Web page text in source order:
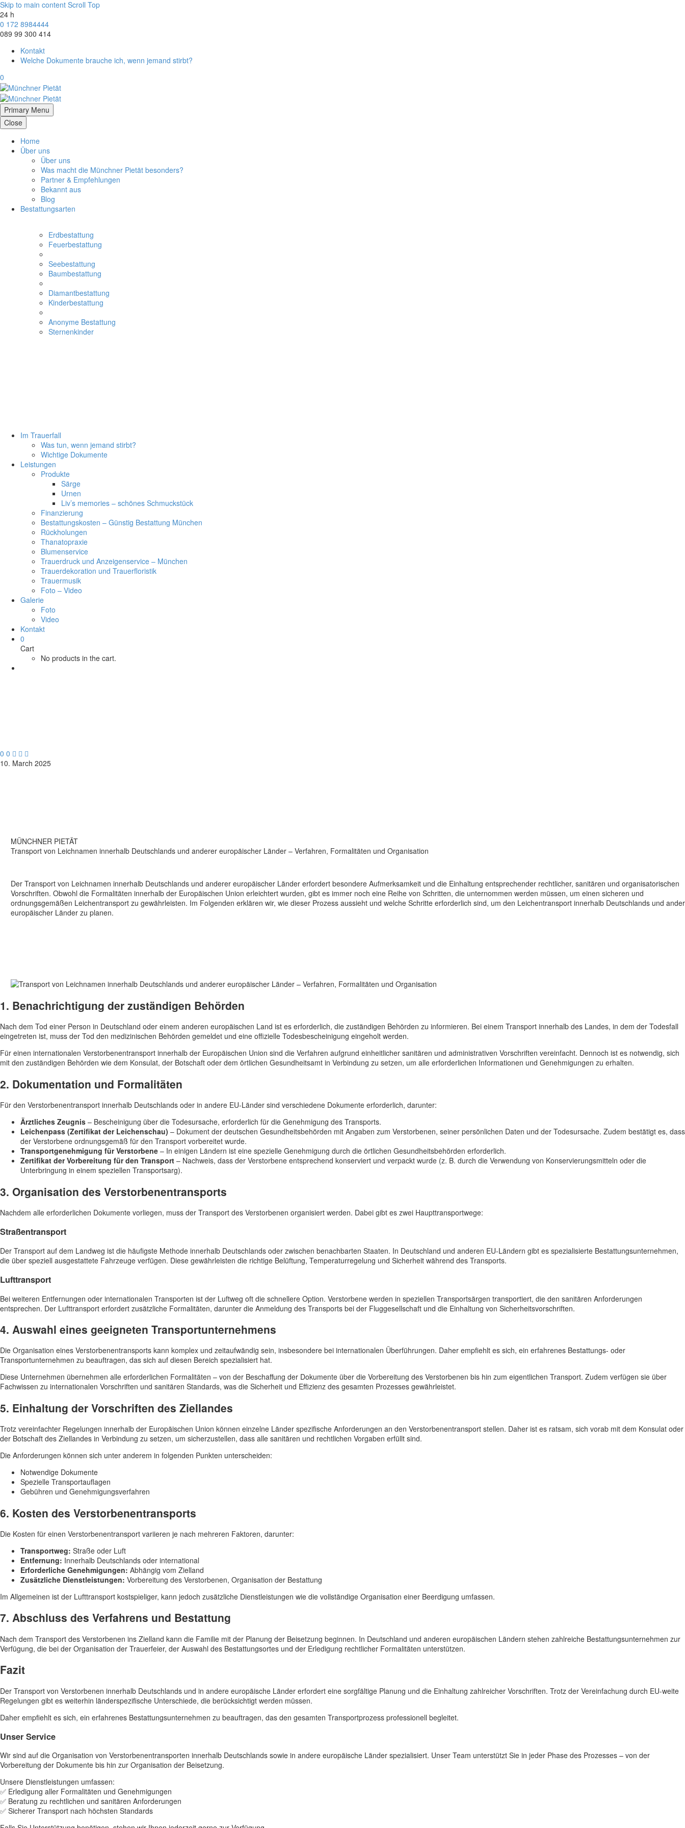
Skip to main content Scroll Top
24 h
0 172 8984444
089 99 300 414
Kontakt
Welche Dokumente brauche ich, wenn jemand stirbt?
0
Primary Menu
Close
Home
Über uns
Über uns
Was macht die Münchner Pietät besonders?
Partner & Empfehlungen
Bekannt aus
Blog
Bestattungsarten
Erdbestattung
Feuerbestattung
Seebestattung
Baumbestattung
Diamantbestattung
Kinderbestattung
Anonyme Bestattung
Sternenkinder
Im Trauerfall
Was tun, wenn jemand stirbt?
Wichtige Dokumente
Leistungen
Produkte
Särge
Urnen
Liv’s memories – schönes Schmuckstück
Finanzierung
Bestattungskosten – Günstig Bestattung München
Rückholungen
Thanatopraxie
Blumenservice
Trauerdruck und Anzeigenservice – München
Trauerdekoration und Trauerfloristik
Trauermusik
Foto – Video
Galerie
Foto
Video
Kontakt
0
Cart
No products in the cart.
0 0   
10. March 2025
MÜNCHNER PIETÄT
Transport von Leichnamen innerhalb Deutschlands und anderer europäischer Länder – Verfahren, Formalitäten und Organisation
Der Transport von Leichnamen innerhalb Deutschlands und anderer europäischer Länder erfordert besondere Aufmerksamkeit und die Einhaltung entsprechender rechtlicher, sanitären und organisatorischen
Vorschriften. Obwohl die Formalitäten innerhalb der Europäischen Union erleichtert wurden, gibt es immer noch eine Reihe von Schritten, die unternommen werden müssen, um einen sicheren und
ordnungsgemäßen Leichentransport zu gewährleisten. Im Folgenden erklären wir, wie dieser Prozess aussieht und welche Schritte erforderlich sind, um den Leichentransport innerhalb Deutschlands und
europäischer Länder zu planen.
1. Benachrichtigung der zuständigen Behörden
Nach dem Tod einer Person in Deutschland oder einem anderen europäischen Land ist es erforderlich, die zuständigen Behörden zu informieren. Bei einem Transport innerhalb des Landes, in dem der Todesfall
eingetreten ist, muss der Tod den medizinischen Behörden gemeldet und eine offizielle Todesbescheinigung eingeholt werden.
Für einen internationalen Verstorbenentransport innerhalb der Europäischen Union sind die Verfahren aufgrund einheitlicher sanitären und administrativen Vorschriften vereinfacht. Dennoch ist es notwendig, sich
mit den zuständigen Behörden wie dem Konsulat, der Botschaft oder dem örtlichen Gesundheitsamt in Verbindung zu setzen, um alle erforderlichen Informationen und Genehmigungen zu erhalten.
2. Dokumentation und Formalitäten
Für den Verstorbenentransport innerhalb Deutschlands oder in andere EU-Länder sind verschiedene Dokumente erforderlich, darunter:
Ärztliches Zeugnis – Bescheinigung über die Todesursache, erforderlich für die Genehmigung des Transports.
Leichenpass (Zertifikat der Leichenschau) – Dokument der deutschen Gesundheitsbehörden mit Angaben zum Verstorbenen, seiner persönlichen Daten und der Todesursache. Zudem bestätigt es, dass
der Verstorbene ordnungsgemäß für den Transport vorbereitet wurde.
Transportgenehmigung für Verstorbene – In einigen Ländern ist eine spezielle Genehmigung durch die örtlichen Gesundheitsbehörden erforderlich.
Zertifikat der Vorbereitung für den Transport – Nachweis, dass der Verstorbene entsprechend konserviert und verpackt wurde (z. B. durch die Verwendung von Konservierungsmitteln oder die
Unterbringung in einem speziellen Transportsarg).
3. Organisation des Verstorbenentransports
Nachdem alle erforderlichen Dokumente vorliegen, muss der Transport des Verstorbenen organisiert werden. Dabei gibt es zwei Haupttransportwege:
Straßentransport
Der Transport auf dem Landweg ist die häufigste Methode innerhalb Deutschlands oder zwischen benachbarten Staaten. In Deutschland und anderen EU-Ländern gibt es spezialisierte Bestattungsunternehmen,
die über speziell ausgestattete Fahrzeuge verfügen. Diese gewährleisten die richtige Belüftung, Temperaturregelung und Sicherheit während des Transports.
Lufttransport
Bei weiteren Entfernungen oder internationalen Transporten ist der Luftweg oft die schnellere Option. Verstorbene werden in speziellen Transportsärgen transportiert, die den sanitären Anforderungen
entsprechen. Der Lufttransport erfordert zusätzliche Formalitäten, darunter die Anmeldung des Transports bei der Fluggesellschaft und die Einhaltung von Sicherheitsvorschriften.
4. Auswahl eines geeigneten Transportunternehmens
Die Organisation eines Verstorbenentransports kann komplex und zeitaufwändig sein, insbesondere bei internationalen Überführungen. Daher empfiehlt es sich, ein erfahrenes Bestattungs- oder
Transportunternehmen zu beauftragen, das sich auf diesen Bereich spezialisiert hat.
Diese Unternehmen übernehmen alle erforderlichen Formalitäten – von der Beschaffung der Dokumente über die Vorbereitung des Verstorbenen bis hin zum eigentlichen Transport. Zudem verfügen sie über
Fachwissen zu internationalen Vorschriften und sanitären Standards, was die Sicherheit und Effizienz des gesamten Prozesses gewährleistet.
5. Einhaltung der Vorschriften des Ziellandes
Trotz vereinfachter Regelungen innerhalb der Europäischen Union können einzelne Länder spezifische Anforderungen an den Verstorbenentransport stellen. Daher ist es ratsam, sich vorab mit dem Konsulat oder
der Botschaft des Ziellandes in Verbindung zu setzen, um sicherzustellen, dass alle sanitären und rechtlichen Vorgaben erfüllt sind.
Die Anforderungen können sich unter anderem in folgenden Punkten unterscheiden:
Notwendige Dokumente
Spezielle Transportauflagen
Gebühren und Genehmigungsverfahren
6. Kosten des Verstorbenentransports
Die Kosten für einen Verstorbenentransport variieren je nach mehreren Faktoren, darunter:
Transportweg: Straße oder Luft
Entfernung: Innerhalb Deutschlands oder international
Erforderliche Genehmigungen: Abhängig vom Zielland
Zusätzliche Dienstleistungen: Vorbereitung des Verstorbenen, Organisation der Bestattung
Im Allgemeinen ist der Lufttransport kostspieliger, kann jedoch zusätzliche Dienstleistungen wie die vollständige Organisation einer Beerdigung umfassen.
7. Abschluss des Verfahrens und Bestattung
Nach dem Transport des Verstorbenen ins Zielland kann die Familie mit der Planung der Beisetzung beginnen. In Deutschland und anderen europäischen Ländern stehen zahlreiche Bestattungsunternehmen zur
Verfügung, die bei der Organisation der Trauerfeier, der Auswahl des Bestattungsortes und der Erledigung rechtlicher Formalitäten unterstützen.
Fazit
Der Transport von Verstorbenen innerhalb Deutschlands und in andere europäische Länder erfordert eine sorgfältige Planung und die Einhaltung zahlreicher Vorschriften. Trotz der Vereinfachung durch EU-weite
Regelungen gibt es weiterhin länderspezifische Unterschiede, die berücksichtigt werden müssen.
Daher empfiehlt es sich, ein erfahrenes Bestattungsunternehmen zu beauftragen, das den gesamten Transportprozess professionell begleitet.
Unser Service
Wir sind auf die Organisation von Verstorbenentransporten innerhalb Deutschlands sowie in andere europäische Länder spezialisiert. Unser Team unterstützt Sie in jeder Phase des Prozesses – von der
Vorbereitung der Dokumente bis hin zur Organisation der Beisetzung.
Unsere Dienstleistungen umfassen:
✅ Erledigung aller Formalitäten und Genehmigungen
✅ Beratung zu rechtlichen und sanitären Anforderungen
✅ Sicherer Transport nach höchsten Standards